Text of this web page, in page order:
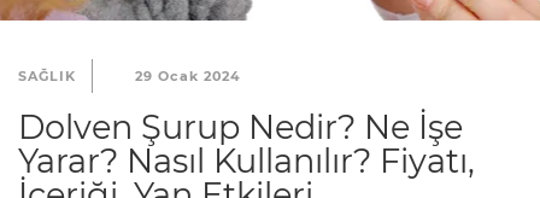
SAĞLIK 29 Ocak 2024
Dolven Şurup Nedir? Ne İşe
Yarar? Nasıl Kullanılır? Fiyatı,